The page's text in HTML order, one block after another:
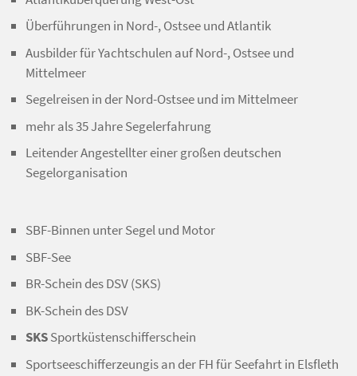
SBF-Binnen unter Segel und Motor
SBF-See
BR-Schein des DSV (SKS)
BK-Schein des DSV
SKSSportküstenschifferschein
Sportseeschifferzeungis an der FH für Seefahrt in Elsfleth
Überführungen in Nord-, Ostsee und Atlantik
Ausbilder für Yachtschulen auf Nord-, Ostsee und
Mittelmeer
Segelreisen in der Nord-Ostsee und im Mittelmeer
mehr als 35 Jahre Segelerfahrung
Leitender Angestellter einer großen deutschen
Segelorganisation